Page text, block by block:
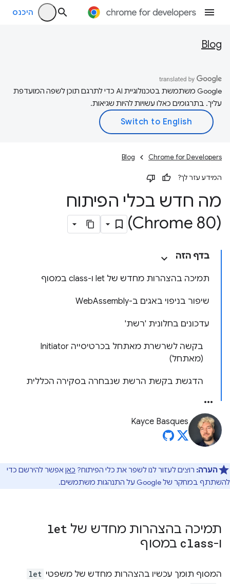
היכנס
Blog
‫Google משתמשת בטכנולוגיית AI כדי לתרגם תוכן לשפה המועדפת
עליך. בתרגומים כאלו עשויות להיות שגיאות.
Chrome for Developers
Blog
המידע עזר לך?
מה חדש בכלי הפיתוח
(Chrome 80)
בדף הזה
תמיכה בהצהרות מחדש של let ו-class במסוף
שיפור בניפוי באגים ב-WebAssembly
עדכונים בחלונית 'רשת'
בקשה לשרשרת מאתחל בכרטיסייה Initiator
(מאתחל)
הדגשת בקשת הרשת שנבחרה בסקירה הכללית
Kayce Basques
הערה: רוצים לעזור לנו לשפר את כלי הפיתוח? כאןאפשר להירשם כדי
להשתתף במחקר של Google על התנהגות משתמשים.
תמיכה בהצהרות מחדש של let
ו-class במסוף
המסוף תומך עכשיו בהצהרות מחדש של משפטי let